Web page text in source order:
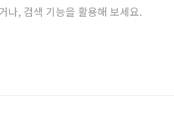
나, 검색 기능을 활용해 보세요.